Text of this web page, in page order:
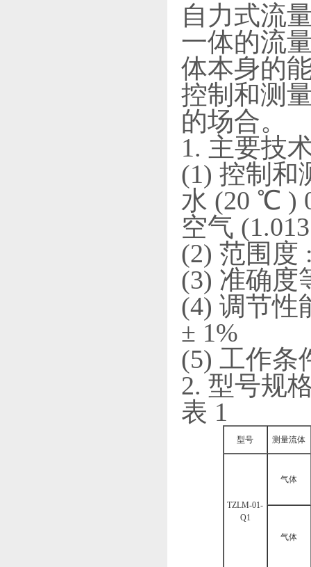
自力式流
一体的流
体本身的
控制和测
的场合。
1. 主要技
(1) 控制和
水 (20 ℃ )
空气
(2) 范围度
(3) 准确度
(4) 调节性
± 1%
(5) 工作条
2. 型号规
表 1
型号 测量流体
TZLM-01-
Q1
气体
气体